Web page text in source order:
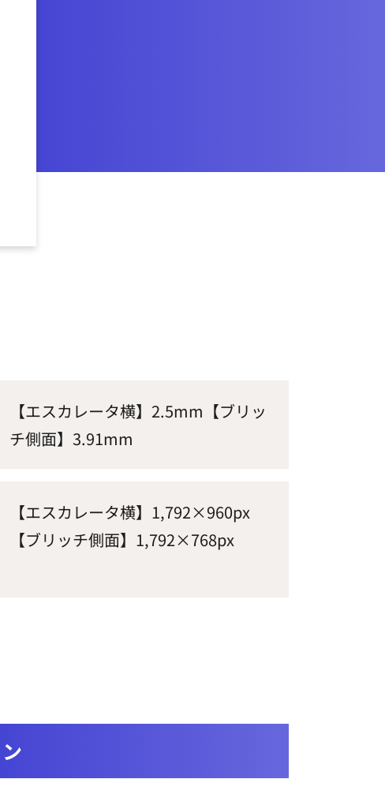
【エスカレータ横】2.5mm【ブリッ
チ側面】3.91mm
【エスカレータ横】1,792×960px
【ブリッチ側面】1,792×768px